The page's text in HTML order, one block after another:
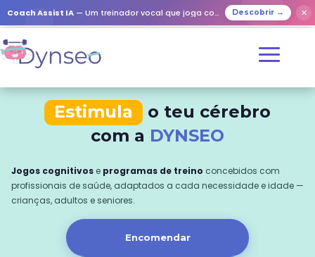
Coach Assist IA — Um treinador vocal que joga com os seus entes queridos Descobrir → ✕
Estimula
o teu cérebro
com a DYNSEO
Jogos cognitivos e programas de treino concebidos com
profissionais de saúde, adaptados a cada necessidade e idade —
crianças, adultos e seniores.
Encomendar